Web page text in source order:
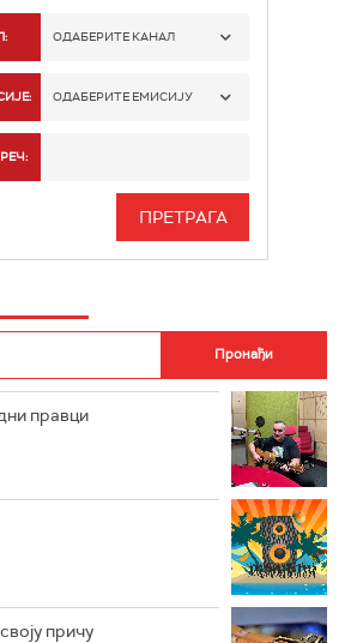
ОДАБЕРИТЕ КАНАЛ
РАДИО БЕОГРАД 1
РАДИО БЕОГРАД 3
РАДИО РОКЕНРОЛЕР
РАДИО ЏЕЗЕР
ОДАБЕРИТЕ ЕМИСИЈУ
ИНФО
правци
причу